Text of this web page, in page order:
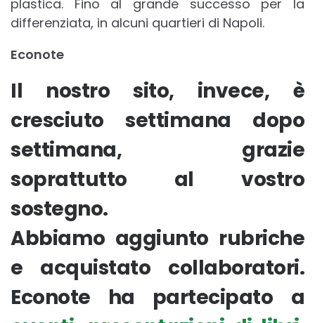
plastica. Fino al grande successo per la
differenziata, in alcuni quartieri di Napoli.
Econote
Il nostro sito, invece, è
cresciuto settimana dopo
settimana, grazie
soprattutto al vostro
sostegno.
Abbiamo aggiunto rubriche
e acquistato collaboratori.
Econote ha partecipato a